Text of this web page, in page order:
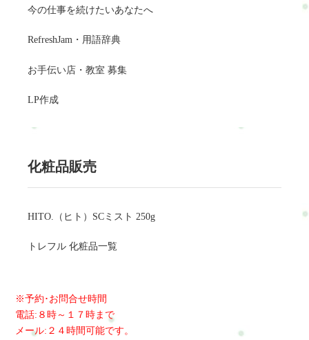
今の仕事を続けたいあなたへ
RefreshJam・用語辞典
お手伝い店・教室 募集
LP作成
化粧品販売
HITO.（ヒト）SCミスト 250g
トレフル 化粧品一覧
※予約･お問合せ時間
電話:８時～１７時まで
メール:２４時間可能です。